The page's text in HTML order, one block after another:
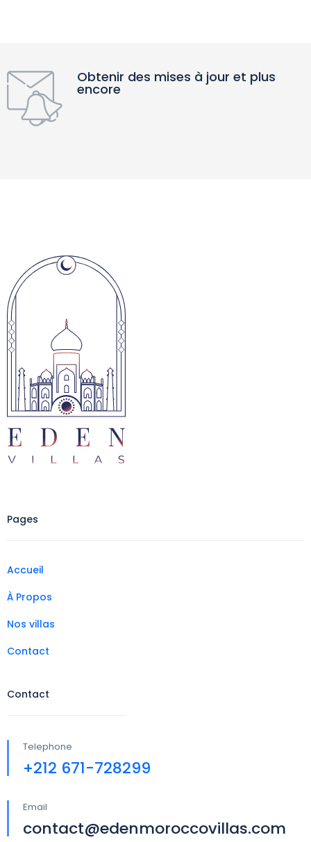
Obtenir des mises à jour et plus
encore
Pages
Accueil
À Propos
Nos villas
Contact
Contact
Telephone
+212 671-728299
Email
contact@edenmoroccovillas.com